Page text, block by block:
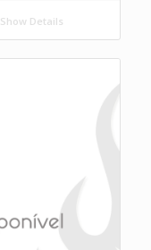
Show Details